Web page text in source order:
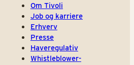
Om Tivoli
Job og karriere
Erhverv
Presse
Haveregulativ
Whistleblower-